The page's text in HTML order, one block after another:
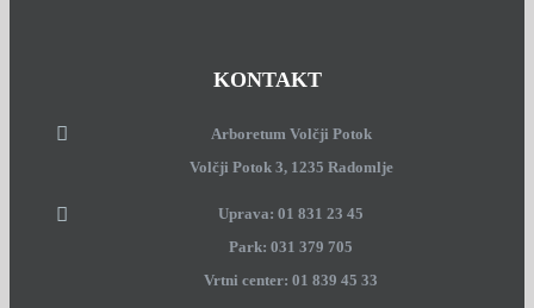
KONTAKT
Arboretum Volčji Potok
Volčji Potok 3, 1235 Radomlje
Uprava: 01 831 23 45
Park: 031 379 705
Vrtni center: 01 839 45 33